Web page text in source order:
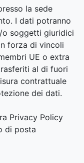
la sede
I dati potranno
o soggetti giuridici
forza di vincoli
UE o extra
al di fuori
contrattuale
dei dati.
Privacy Policy
di posta